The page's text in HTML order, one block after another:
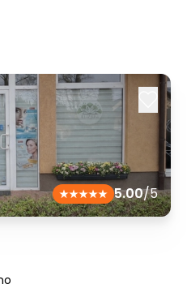
5.00/5